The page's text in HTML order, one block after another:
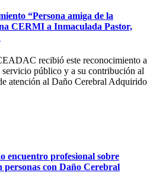
“Persona amiga de la
CERMI a Inmaculada Pastor,
recibió este reconocimiento a
servicio público y a su contribución al
atención al Daño Cerebral Adquirido
encuentro profesional sobre
personas con Daño Cerebral